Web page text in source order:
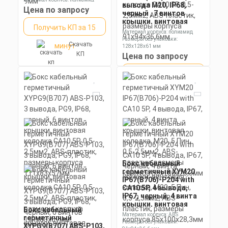
провод 0.5-1.5мм2,
5OD 9мм
Номинальное напряжение: 250 В
Цена по запросу
Получить КП за 15
минутСкачать
КП
вывода М20, IP68,
черный , 7 винтов
крышки, винтовая
колодка CA10 5P, 0,5-
2,5мм2, ABS-пластик,
размеры корпуса
91х94х36,6мм
Материал корпуса: полиамид
Размеры без упаковки:
128х128х61 мм
Степень пылевлагозащиты: IP55
Цена по запросу
Получить КП за 15
минутСкачать
КП
Бокс кабельный
герметичный
XYPG9(B707) ABS-P103,
Бокс кабельный
герметичный XYM20
IP67(B706)-P204 with
CA10 5P, 4 вывода,
IP67, черный, 4 винта
крышки, винтовая
колодка, M20, 5 Пин,
0,5-2,5мм2, ABS-
Материал корпуса: ABS
Размеры без упаковки: